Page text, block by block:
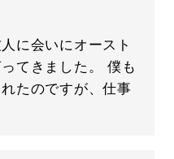
に会いにオースト
てきました。 僕も
たのですが、仕事